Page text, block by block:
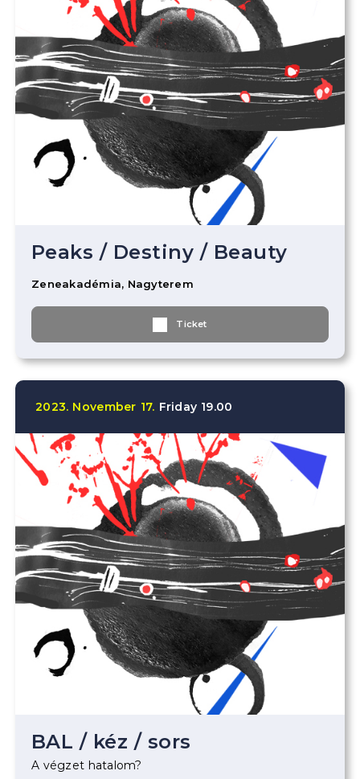
Peaks /Destiny /Beauty
Zeneakadémia, Nagyterem
Ticket
2023. November 17. Friday 19.00
BAL /kéz /sors
A végzet hatalom?